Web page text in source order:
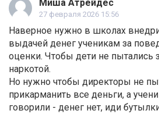
Миша Атрейдес
27 февраля 2026 15:56
Наверное нужно в школах
выдачей денег ученикам за
оценки. Чтобы дети не пытались
наркотой.
Но нужно чтобы директоры не
прикарманить все деньги, а
говорили - денег нет, иди